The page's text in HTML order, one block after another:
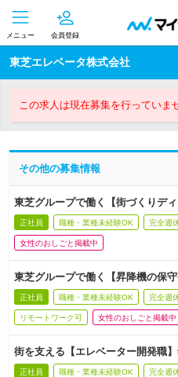
メニュー 会員登録
東芝エレベータ株式会社
この求人は現在募集を行っていま
その他の募集情報
東芝グループで働く【街づくりデ
正社員 職種・業種未経験OK 完全週
女性のおしごと掲載中
東芝グループで働く【昇降機の保
正社員 職種・業種未経験OK 完全週
リモートワーク可 女性のおしごと掲載中
街を支える【エレベーター開発職
正社員 職種・業種未経験OK 完全週